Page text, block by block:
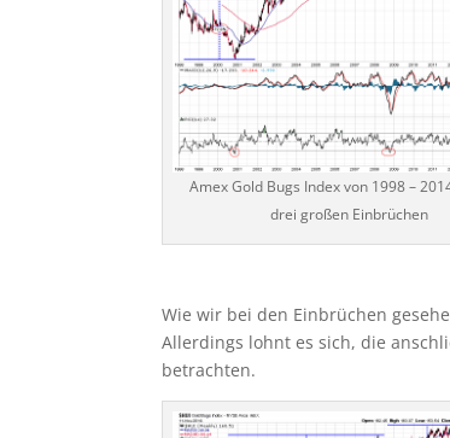
Amex Gold Bugs Index von 1998 –
drei großen Einbrüchen
Wie wir bei den Einbrüchen
Allerdings lohnt es sich, die
betrachten.